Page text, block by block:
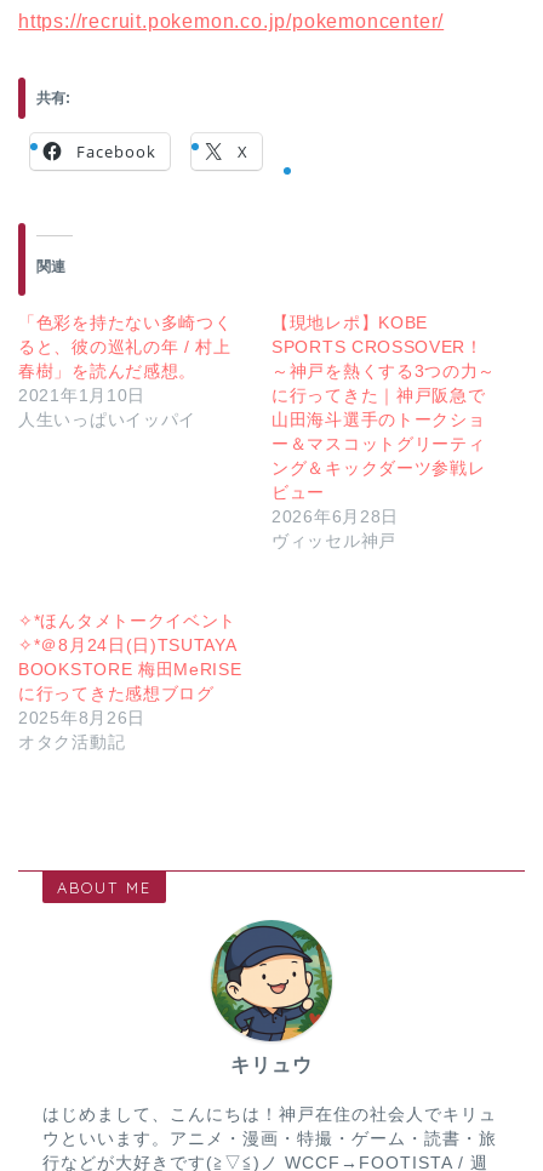
https://recruit.pokemon.co.jp/pokemoncenter/
共有:
Facebook X
関連
「色彩を持たない多崎つく
ると、彼の巡礼の年 / 村上
春樹」を読んだ感想。
2021年1月10日
人生いっぱいイッパイ
【現地レポ】KOBE
SPORTS CROSSOVER！
～神戸を熱くする3つの力～
に行ってきた｜神戸阪急で
山田海斗選手のトークショ
ー＆マスコットグリーティ
ング＆キックダーツ参戦レ
ビュー
2026年6月28日
ヴィッセル神戸
✧*ほんタメトークイベント
✧*＠8月24日(日)TSUTAYA
BOOKSTORE 梅田MeRISE
に行ってきた感想ブログ
2025年8月26日
オタク活動記
ABOUT ME
キリュウ
はじめまして、こんにちは！神戸在住の社会人でキリュ
ウといいます。アニメ・漫画・特撮・ゲーム・読書・旅
行などが大好きです(≧▽≦)ノ WCCF→FOOTISTA / 週